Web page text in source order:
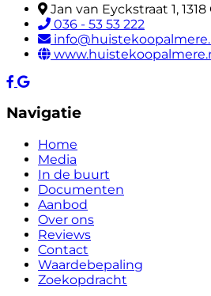
Jan van Eyckstraat 1,
036 - 53 53 222
Navigatie
Home
Media
In de buurt
Documenten
Aanbod
Over ons
Reviews
Contact
Waardebepaling
Zoekopdracht